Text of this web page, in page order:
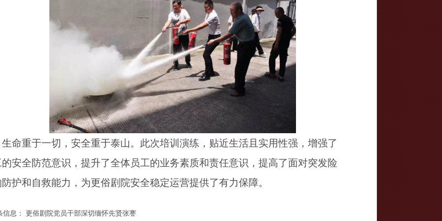
生命重于一切，安全重于泰山。此次培训演练，贴近生活且实用性强，增强了
的安全防范意识，提升了全体员工的业务素质和责任意识，提高了面对突发险
护和自救能力，为更俗剧院安全稳定运营提供了有力保障。
信息： 更俗剧院党员干部深切缅怀先贤张謇